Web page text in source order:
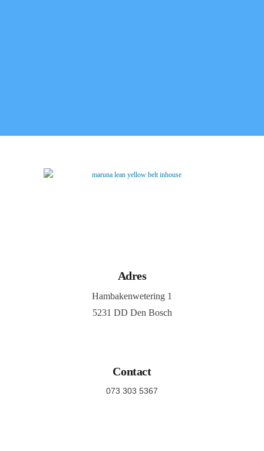
Adres
Hambakenwetering 1
5231 DD Den Bosch
Contact
073 303 5367